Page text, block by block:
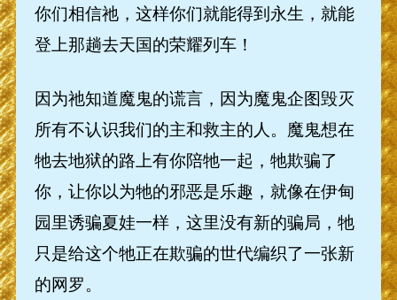
你们相信祂，这样你们就能得到永生，就能
登上那趟去天国的荣耀列车！
因为祂知道魔鬼的谎言，因为魔鬼企图毁灭
所有不认识我们的主和救主的人。魔鬼想在
牠去地狱的路上有你陪牠一起，牠欺骗了
你，让你以为牠的邪恶是乐趣，就像在伊甸
园里诱骗夏娃一样，这里没有新的骗局，牠
只是给这个牠正在欺骗的世代编织了一张新
的网罗。